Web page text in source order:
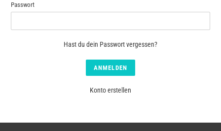
Passwort
Hast du dein Passwort vergessen?
Konto erstellen